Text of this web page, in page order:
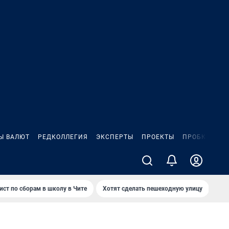
ВАЛЮТ РЕДКОЛЛЕГИЯ ЭКСПЕРТЫ ПРОЕКТЫ ПРОБКИ
по сборам в школу в Чите Хотят сделать пешеходную улицу